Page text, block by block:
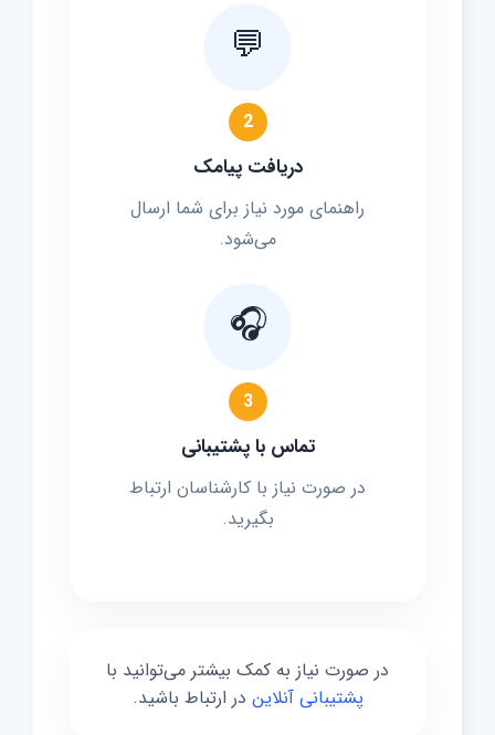
💬
2
دریافت پیامک
راهنمای مورد نیاز برای شما ارسال
می‌شود.
🎧
3
تماس با پشتیبانی
در صورت نیاز با کارشناسان ارتباط
بگیرید.
در صورت نیاز به کمک بیشتر می‌توانید با
پشتیبانی آنلاین در ارتباط باشید.